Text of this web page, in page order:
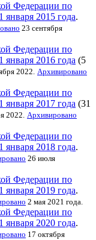
Федерации по
2015 года.
23 сентября
Федерации по
2016 года (5
2022. Архивировано
Федерации по
2017 года (31
2022. Архивировано
Федерации по
2018 года.
26 июля
Федерации по
2019 года.
2 мая 2021 года.
Федерации по
2020 года.
17 октября